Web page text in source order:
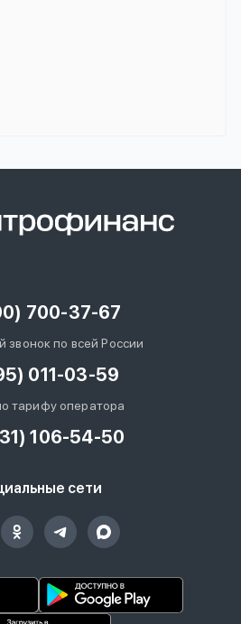
700-37-67
звонок по всей России
011-03-59
тарифу оператора
106-54-50
сети